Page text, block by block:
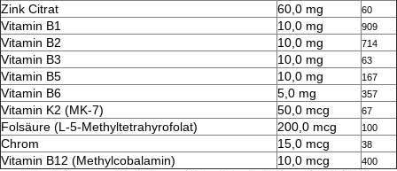
Zink Citrat 60,0 mg 60
Vitamin B1 10,0 mg 909
Vitamin B2 10,0 mg 714
Vitamin B3 10,0 mg 63
Vitamin B5 10,0 mg 167
Vitamin B6 5,0 mg 357
Vitamin K2 (MK-7) 50,0 mcg 67
Folsäure (L-5-Methyltetrahyrofolat) 200,0 mcg 100
Chrom 15,0 mcg 38
Vitamin B12 (Methylcobalamin) 10,0 mcg
400